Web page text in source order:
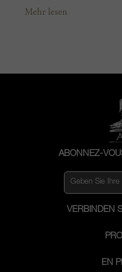
von Frieden und
Malescasse nicht
gedränten
einem milden
Nähe zur
diesem
hervorgehen,
Mehr lesen
ABONNEZ-
VERBINDEN
EN